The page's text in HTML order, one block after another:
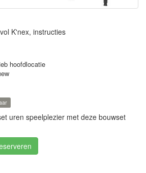
K'nex, instructies
hoofdlocatie
uren speelplezier met deze bouwset